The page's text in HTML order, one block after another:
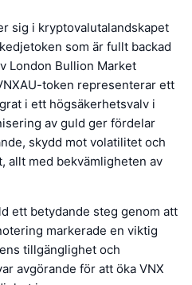
sig i kryptovalutalandskapet
som är fullt backad
London Bullion Market
token representerar ett
i ett högsäkerhetsvalv i
av guld ger fördelar
skydd mot volatilitet och
allt med bekvämligheten av
ett betydande steg genom att
markerade en viktig
tillgänglighet och
avgörande för att öka VNX